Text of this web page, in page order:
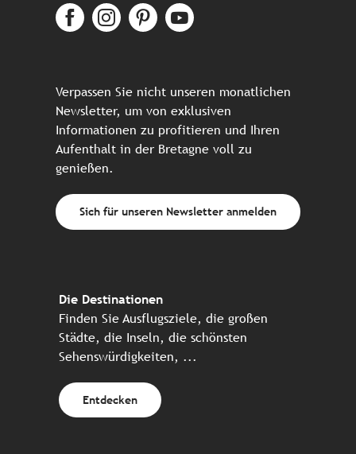
Verpassen Sie nicht unseren monatlichen
Newsletter, um von exklusiven
Informationen zu profitieren und Ihren
Aufenthalt in der Bretagne voll zu
genießen.
Sich für unseren Newsletter anmelden
Die Destinationen
Finden Sie Ausflugsziele, die großen
Städte, die Inseln, die schönsten
Sehenswürdigkeiten, ...
Entdecken